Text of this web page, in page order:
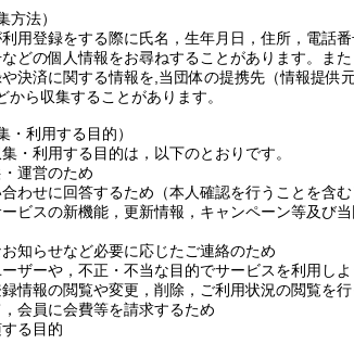
方法）
用登録をする際に氏名，生年月日，住所，電話
どの個人情報をお尋ねすることがあります。ま
決済に関する情報を,当団体の提携先（情報提供
から収集することがあります。
・利用する目的）
・利用する目的は，以下のとおりです。
運営のため
わせに回答するため（本人確認を行うことを含む
ビスの新機能，更新情報，キャンペーン等及び
知らせなど必要に応じたご連絡のため
ザーや，不正・不当な目的でサービスを利用し
情報の閲覧や変更，削除，ご利用状況の閲覧を
会員に会費等を請求するため
る目的